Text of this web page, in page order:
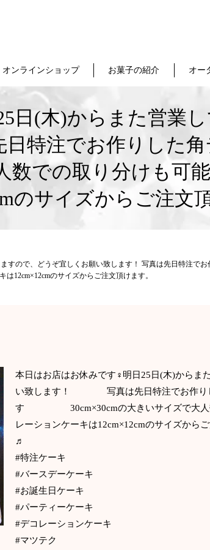
オンラインショップ お菓子の紹介 オー
日(木)からまた営業
特注でお作りした
数での取り分けも可
のサイズからご注文
ので、どうぞ宜しくお願い致します！ 写真は先日特注で
12cm×12cmのサイズからご注文頂けます。
本日はお店はお休みです‍♀️明日25日(木)からま
い致します！ 写真は先日特注でお作りし
す 30cm×30cmの大きいサイズで大
レーションケーキは12cm×12cmのサイズから
♬
#特注ケーキ
#バースデーケーキ
#お誕生日ケーキ
#パーティーケーキ
#デコレーションケーキ
#マツテク